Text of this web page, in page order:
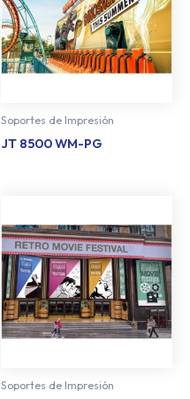
Soportes de Impresión
JT 8500 WM-PG
Soportes de Impresión